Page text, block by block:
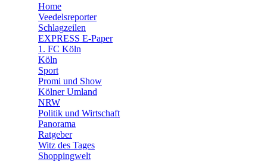
🛒 Shoppingwelt
Home
Veedelsreporter
Schlagzeilen
EXPRESS E-Paper
1. FC Köln
Köln
Sport
Promi und Show
Kölner Umland
NRW
Politik und Wirtschaft
Panorama
Ratgeber
Witz des Tages
Shoppingwelt